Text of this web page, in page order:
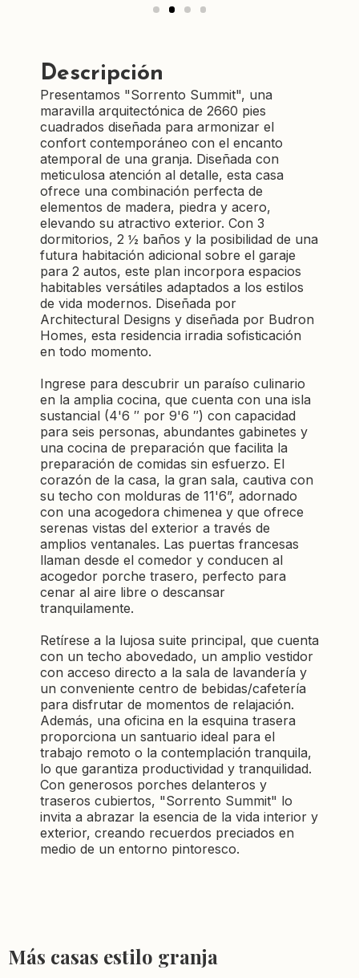
Descripción
Presentamos "Sorrento Summit", una
maravilla arquitectónica de 2660 pies
cuadrados diseñada para armonizar el
confort contemporáneo con el encanto
atemporal de una granja. Diseñada con
meticulosa atención al detalle, esta casa
ofrece una combinación perfecta de
elementos de madera, piedra y acero,
elevando su atractivo exterior. Con 3
dormitorios, 2 ½ baños y la posibilidad de una
futura habitación adicional sobre el garaje
para 2 autos, este plan incorpora espacios
habitables versátiles adaptados a los estilos
de vida modernos. Diseñada por
Architectural Designs y diseñada por Budron
Homes, esta residencia irradia sofisticación
en todo momento.
Ingrese para descubrir un paraíso culinario
en la amplia cocina, que cuenta con una isla
sustancial (4'6 ″ por 9'6 ″) con capacidad
para seis personas, abundantes gabinetes y
una cocina de preparación que facilita la
preparación de comidas sin esfuerzo. El
corazón de la casa, la gran sala, cautiva con
su techo con molduras de 11'6”, adornado
con una acogedora chimenea y que ofrece
serenas vistas del exterior a través de
amplios ventanales. Las puertas francesas
llaman desde el comedor y conducen al
acogedor porche trasero, perfecto para
cenar al aire libre o descansar
tranquilamente.
Retírese a la lujosa suite principal, que cuenta
con un techo abovedado, un amplio vestidor
con acceso directo a la sala de lavandería y
un conveniente centro de bebidas/cafetería
para disfrutar de momentos de relajación.
Además, una oficina en la esquina trasera
proporciona un santuario ideal para el
trabajo remoto o la contemplación tranquila,
lo que garantiza productividad y tranquilidad.
Con generosos porches delanteros y
traseros cubiertos, "Sorrento Summit" lo
invita a abrazar la esencia de la vida interior y
exterior, creando recuerdos preciados en
medio de un entorno pintoresco.
Más casas estilo granja